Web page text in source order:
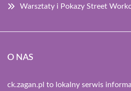
Warsztaty i Pokazy Street
O NAS
ck.zagan.pl to lokalny serwis